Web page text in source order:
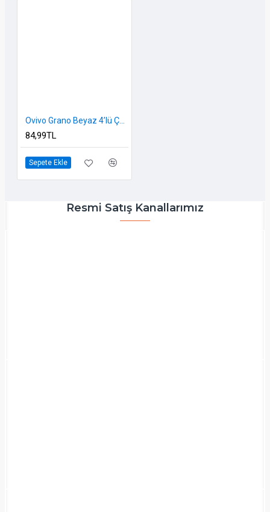
84,99TL
Sepete Ekle
Resmi Satış Kanallarımız